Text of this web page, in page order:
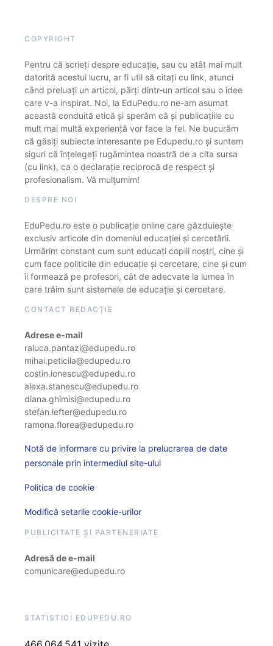
COPYRIGHT
Pentru că scrieți despre educație, sau cu atât mai mult
datorită acestui lucru, ar fi util să citați cu link, atunci
când preluați un articol, părți dintr-un articol sau o idee
care v-a inspirat. Noi, la EduPedu.ro ne-am asumat
această conduită etică și sperăm că și publicațiile cu
mult mai multă experiență vor face la fel. Ne bucurăm
că găsiți subiecte interesante pe Edupedu.ro și suntem
siguri că înțelegeți rugămintea noastră de a cita sursa
(cu link), ca o declarație reciprocă de respect și
profesionalism. Vă mulțumim!
DESPRE NOI
EduPedu.ro este o publicație online care găzduiește
exclusiv articole din domeniul educației și cercetării.
Urmărim constant cum sunt educați copiii noștri, cine și
cum face politicile din educație și cercetare, cine și cum
îi formează pe profesori, cât de adecvate la lumea în
care trăim sunt sistemele de educație și cercetare.
CONTACT REDACȚIE
Adrese e-mail
raluca.pantazi@edupedu.ro
mihai.peticila@edupedu.ro
costin.ionescu@edupedu.ro
alexa.stanescu@edupedu.ro
diana.ghimisi@edupedu.ro
stefan.lefter@edupedu.ro
ramona.florea@edupedu.ro
Notă de informare cu privire la prelucrarea de date
personale prin intermediul site-ului
Politica de cookie
Modifică setarile cookie-urilor
PUBLICITATE ȘI PARTENERIATE
Adresă de e-mail
comunicare@edupedu.ro
STATISTICI EDUPEDU.RO